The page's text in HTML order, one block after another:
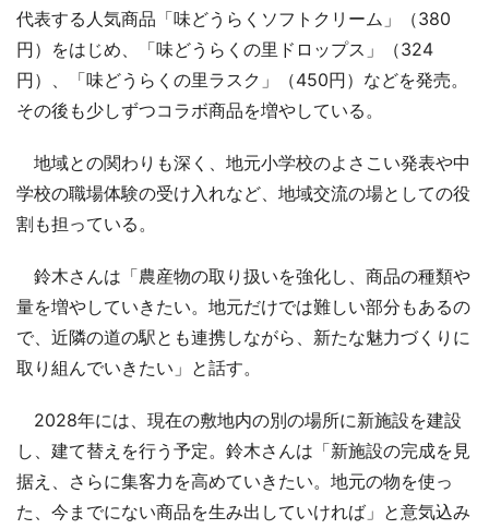
代表する人気商品「味どうらくソフトクリーム」（380
円）をはじめ、「味どうらくの里ドロップス」（324
円）、「味どうらくの里ラスク」（450円）などを発売。
その後も少しずつコラボ商品を増やしている。
地域との関わりも深く、地元小学校のよさこい発表や中
学校の職場体験の受け入れなど、地域交流の場としての役
割も担っている。
鈴木さんは「農産物の取り扱いを強化し、商品の種類や
量を増やしていきたい。地元だけでは難しい部分もあるの
で、近隣の道の駅とも連携しながら、新たな魅力づくりに
取り組んでいきたい」と話す。
2028年には、現在の敷地内の別の場所に新施設を建設
し、建て替えを行う予定。鈴木さんは「新施設の完成を見
据え、さらに集客力を高めていきたい。地元の物を使っ
た、今までにない商品を生み出していければ」と意気込み